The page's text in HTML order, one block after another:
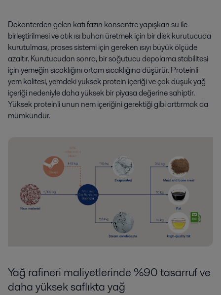
Dekanterden gelen katı fazın konsantre yapışkan su ile
birleştirilmesi ve atık ısı buharı üretmek için bir disk kurutucuda
kurutulması, proses sistemi için gereken ısıyı büyük ölçüde
azaltır. Kurutucudan sonra, bir soğutucu depolama stabilitesi
için yemeğin sıcaklığını ortam sıcaklığına düşürür. Proteinli
yem kalitesi, yemdeki yüksek protein içeriği ve çok düşük yağ
içeriği nedeniyle daha yüksek bir piyasa değerine sahiptir.
Yüksek proteinli unun nem içeriğini gerektiği gibi arttırmak da
mümkündür.
Yağ rafineri maliyetlerinde %90 tasarruf ve
daha yüksek saflıkta yağ